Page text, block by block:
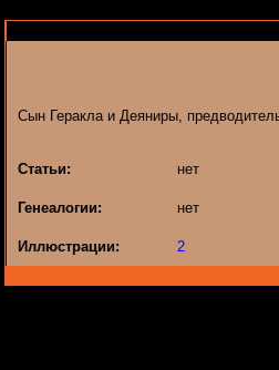
Cын Геракла и Деяниры,
Статьи: нет
Генеалогии: нет
Иллюстрации: 2